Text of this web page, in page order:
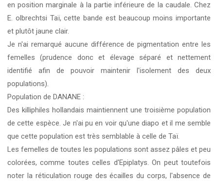
en position marginale à la partie inférieure de la caudale. Chez
E. olbrechtsi Taï, cette bande est beaucoup moins importante
et plutôt jaune clair.
Je n'ai remarqué aucune différence de pigmentation entre les
femelles (prudence donc et élevage séparé et nettement
identifié afin de pouvoir maintenir l'isolement des deux
populations).
Population de DANANE :
Des killiphiles hollandais maintiennent une troisième population
de cette espèce. Je n'ai pu en voir qu'une diapo et il me semble
que cette population est très semblable à celle de Taï.
Les femelles de toutes les populations sont assez pâles et peu
colorées, comme toutes celles d'Epiplatys. On peut toutefois
noter la réticulation rouge des écailles du corps, l'absence de